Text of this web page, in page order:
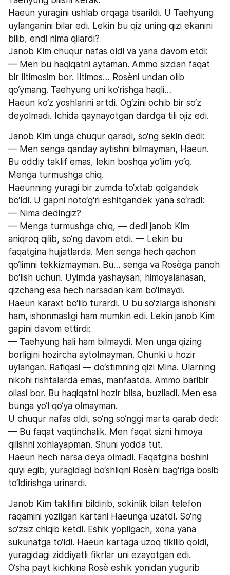
Haeun yuragini ushlab orqaga tisarildi. U Taehyung
uylanganini bilar edi. Lekin bu qiz uning qizi ekanini
bilib, endi nima qilardi?
Janob Kim chuqur nafas oldi va yana davom etdi:
— Men bu haqiqatni aytaman. Ammo sizdan faqat
bir iltimosim bor. Iltimos… Rosèni undan olib
qo‘ymang. Taehyung uni ko‘rishga haqli…
Haeun ko‘z yoshlarini artdi. Og‘zini ochib bir so‘z
deyolmadi. Ichida qaynayotgan dardga tili ojiz edi.
Janob Kim unga chuqur qaradi, so‘ng sekin dedi:
— Men senga qanday aytishni bilmayman, Haeun.
Bu oddiy taklif emas, lekin boshqa yo‘lim yo‘q.
Menga turmushga chiq.
Haeunning yuragi bir zumda to‘xtab qolgandek
bo‘ldi. U gapni noto‘g‘ri eshitgandek yana so‘radi:
— Nima dedingiz?
— Menga turmushga chiq, — dedi janob Kim
aniqroq qilib, so‘ng davom etdi. — Lekin bu
faqatgina hujjatlarda. Men senga hech qachon
qo‘limni tekkizmayman. Bu… senga va Rosèga panoh
bo‘lish uchun. Uyimda yashaysan, himoyalanasan,
qizchang esa hech narsadan kam bo‘lmaydi.
Haeun karaxt bo‘lib turardi. U bu so‘zlarga ishonishi
ham, ishonmasligi ham mumkin edi. Lekin janob Kim
gapini davom ettirdi:
— Taehyung hali ham bilmaydi. Men unga qizing
borligini hozircha aytolmayman. Chunki u hozir
uylangan. Rafiqasi — do‘stimning qizi Mina. Ularning
nikohi rishtalarda emas, manfaatda. Ammo baribir
oilasi bor. Bu haqiqatni hozir bilsa, buziladi. Men esa
bunga yo‘l qo‘ya olmayman.
U chuqur nafas oldi, so‘ng so‘nggi marta qarab dedi:
— Bu faqat vaqtinchalik. Men faqat sizni himoya
qilishni xohlayapman. Shuni yodda tut.
Haeun hech narsa deya olmadi. Faqatgina boshini
quyi egib, yuragidagi bo‘shliqni Rosèni bag‘riga bosib
to‘ldirishga urinardi.
Janob Kim taklifini bildirib, sokinlik bilan telefon
raqamini yozilgan kartani Haeunga uzatdi. So‘ng
so‘zsiz chiqib ketdi. Eshik yopilgach, xona yana
sukunatga to‘ldi. Haeun kartaga uzoq tikilib qoldi,
yuragidagi ziddiyatli fikrlar uni ezayotgan edi.
O‘sha payt kichkina Rosè eshik yonidan yugurib